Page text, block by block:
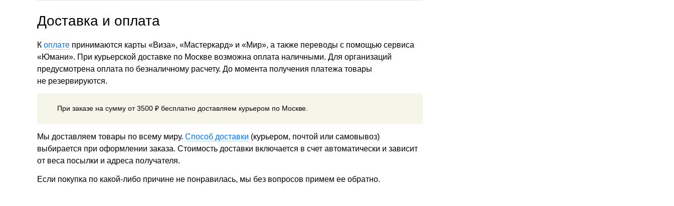
Доставка и оплата
К оплате принимаются карты «Виза», «Мастеркард» и «Мир», а также переводы с помощью сервиса
«Юмани». При курьерской доставке по Москве возможна оплата наличными. Для организаций
предусмотрена оплата по безналичному расчету. До момента получения платежа товары
не резервируются.
При заказе на сумму от 3500 ₽ бесплатно доставляем курьером по Москве.
Мы доставляем товары по всему миру. Способ доставки (курьером, почтой или самовывоз)
выбирается при оформлении заказа. Стоимость доставки включается в счет автоматически и зависит
от веса посылки и адреса получателя.
Если покупка по какой-либо причине не понравилась, мы без вопросов примем ее обратно.